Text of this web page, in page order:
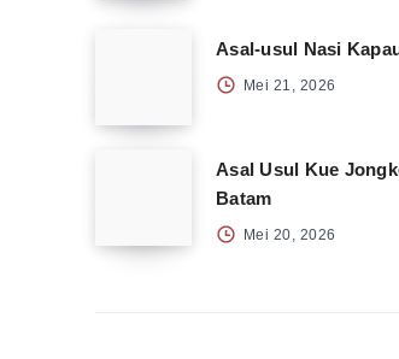
Asal-usul Nasi
Mei 21, 2026
Asal Usul Kue
Batam
Mei 20, 2026